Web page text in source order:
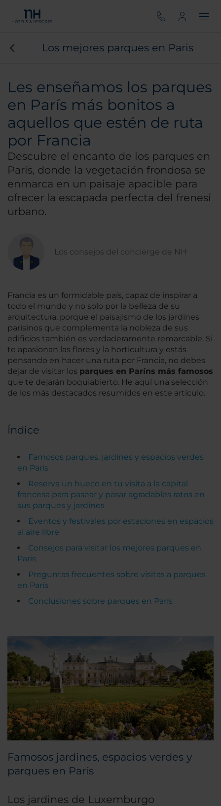
Los mejores parques en Paris
Les enseñamos los parques
en París más bonitos a
aquellos que estén de ruta
por Francia
Descubre el encanto de los parques en
París, donde la vegetación frondosa se
enmarca en un paisaje apacible para
ofrecer la escapada perfecta del frenesí
urbano.
Los consejos del concierge de NH
Francia es un formidable país, capaz de inspirar a
todo el mundo y no solo por la belleza de su
arquitectura, porque el paisajismo de los jardines
parisinos que complementa la nobleza de sus
edificios también es verdaderamente remarcable. Si
te apasionan las flores y la horticultura y estás
pensando en hacer una ruta por Francia, no debes
dejar de visitar los parques en Paríns más famosos
que te dejarán boquiabierto. He aquí una selección
de los más destacados resumidos en este artículo.
Índice
Famosos parques, jardines y espacios verdes
en París
Reserva un hueco en tu visita a la capital
francesa para pasear y pasar agradables ratos en
sus parques y jardines
Eventos y festivales por estaciones en espacios
al aire libre
Consejos para visitar los mejores parques en
París
Preguntas frecuentes sobre visitas a parques
en París
Conclusiones sobre parques en París
Famosos jardines, espacios verdes y
parques en París
Los jardines de Luxemburgo